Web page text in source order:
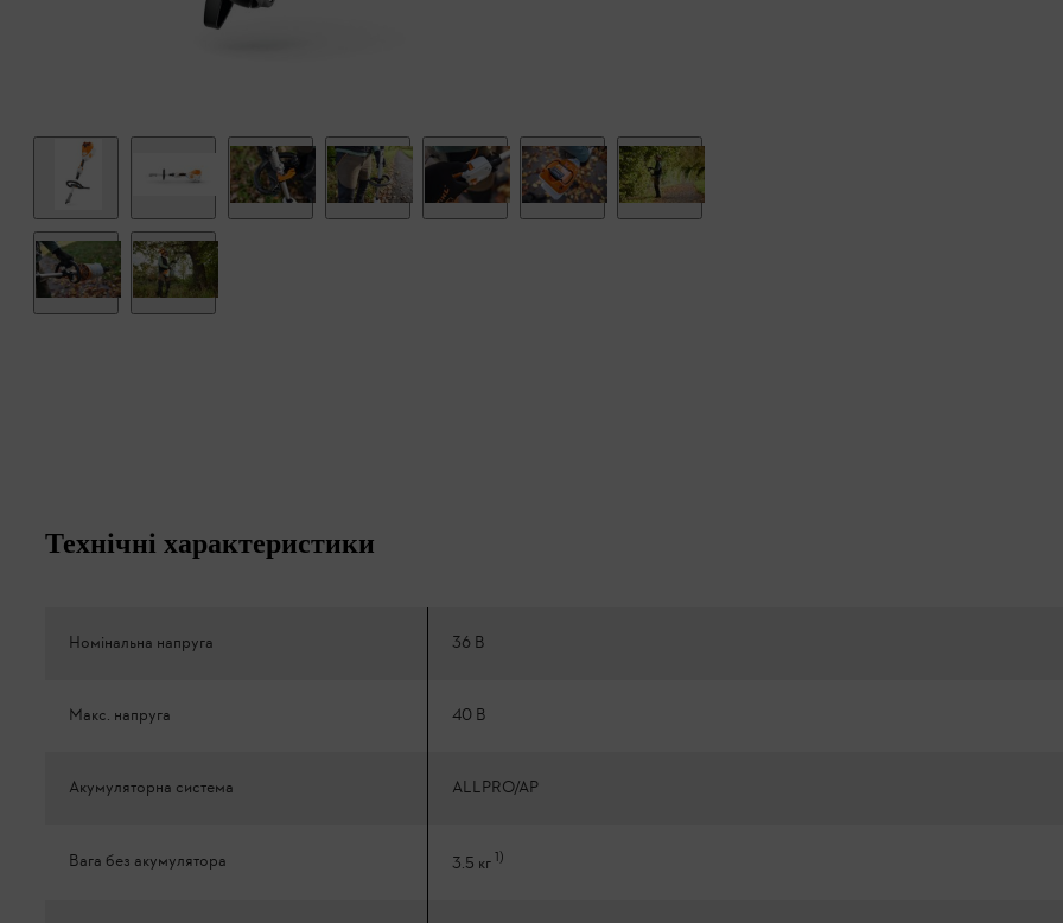
Технічні характеристики
Номінальна напруга 36 В
Макс. напруга 40 В
Акумуляторна система ALLPRO/AP
Вага без акумулятора 3.5 кг1)